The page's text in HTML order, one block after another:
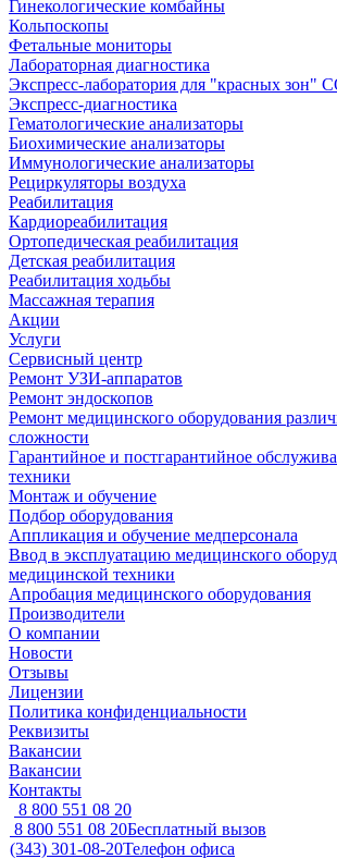
Гинекологические комбайны
Кольпоскопы
Фетальные мониторы
Лабораторная диагностика
Экспресс-лаборатория для "красных зон"
Экспресс-диагностика
Гематологические анализаторы
Биохимические анализаторы
Иммунологические анализаторы
Рециркуляторы воздуха
Реабилитация
Кардиореабилитация
Ортопедическая реабилитация
Детская реабилитация
Реабилитация ходьбы
Массажная терапия
Акции
Услуги
Сервисный центр
Ремонт УЗИ-аппаратов
Ремонт эндоскопов
Ремонт медицинского оборудования
сложности
Гарантийное и постгарантийное
техники
Монтаж и обучение
Подбор оборудования
Аппликация и обучение медперсонала
Ввод в эксплуатацию медицинского
медицинской техники
Апробация медицинского оборудования
Производители
О компании
Новости
Отзывы
Лицензии
Политика конфиденциальности
Реквизиты
Вакансии
Вакансии
Контакты
8 800 551 08 20
8 800 551 08 20Бесплатный вызов
(343) 301-08-20Телефон офиса